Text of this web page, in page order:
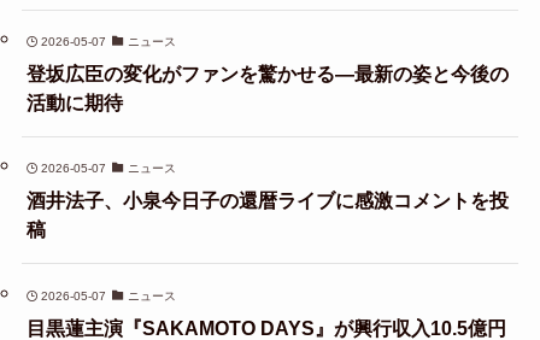
2026-05-07 ニュース
登坂広臣の変化がファンを驚かせる—最新の姿と今後の
活動に期待
2026-05-07 ニュース
酒井法子、小泉今日子の還暦ライブに感激コメントを投
稿
2026-05-07 ニュース
目黒蓮主演『SAKAMOTO DAYS』が興行収入10.5億円